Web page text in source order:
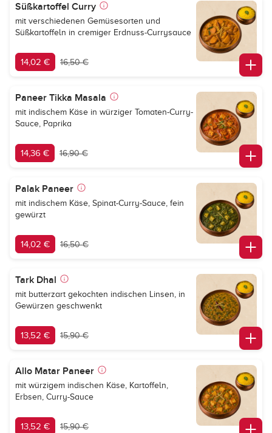
Süßkartoffel Curry
mit verschiedenen Gemüsesorten und
Süßkartoffeln in cremiger Erdnuss-Currysauce
14,02 € 16,50 €
Paneer Tikka Masala
mit indischem Käse in würziger Tomaten-Curry-
Sauce, Paprika
14,36 € 16,90 €
Palak Paneer
mit indischem Käse, Spinat-Curry-Sauce, fein
gewürzt
14,02 € 16,50 €
Tark Dhal
mit butterzart gekochten indischen Linsen, in
Gewürzen geschwenkt
13,52 € 15,90 €
Allo Matar Paneer
mit würzigem indischen Käse, Kartoffeln,
Erbsen, Curry-Sauce
13,52 € 15,90 €